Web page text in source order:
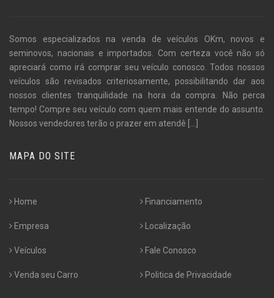
Somos especializados na venda de veículos OKm, novos e
seminovos, nacionais e importados. Com certeza você não só
apreciará como irá comprar seu veículo conosco. Todos nossos
veículos são revisados criteriosamente, possibilitando dar aos
nossos clientes tranquilidade na hora da compra. Não perca
tempo! Compre seu veículo com quem mais entende do assunto.
Nossos vendedores terão o prazer em atendê [...]
MAPA DO SITE
Home
Empresa
Veículos
Venda seu Carro
Financiamento
Localização
Fale Conosco
Politica de Privacidade